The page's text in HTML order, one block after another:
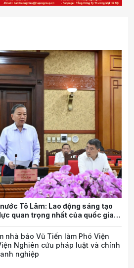
Tô Lâm: Lao động sáng tạo
quan trọng nhất của quốc gia
nhà báo Vũ Tiến làm Phó Viện
Nghiên cứu pháp luật và chính
nghiệp